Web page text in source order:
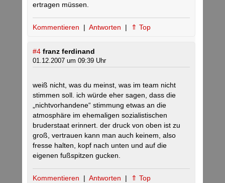
ertragen müssen.
Kommentieren | Antworten | ⇑ Top
#4 franz ferdinand
01.12.2007 um 09:39 Uhr
weiß nicht, was du meinst, was im team nicht
stimmen soll. ich würde eher sagen, dass die
„nichtvorhandene“ stimmung etwas an die
atmosphäre im ehemaligen sozialistischen
bruderstaat erinnert. der druck von oben ist zu
groß, vertrauen kann man auch keinem, also
fresse halten, kopf nach unten und auf die
eigenen fußspitzen gucken.
Kommentieren | Antworten | ⇑ Top